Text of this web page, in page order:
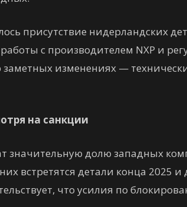
присутствие нидерландских
с производителем NXP и
заметных изменениях —
на санкции
значительную долю западных
встретятся детали конца 2025 и
что усилия по